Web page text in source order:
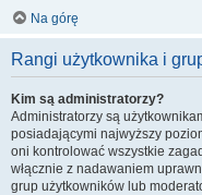
Na górę
Rangi użytkownika i
Kim są administratorzy?
Administratorzy są
posiadającymi najwyższy
oni kontrolować wszystkie
włącznie z nadawaniem
grup użytkowników lub